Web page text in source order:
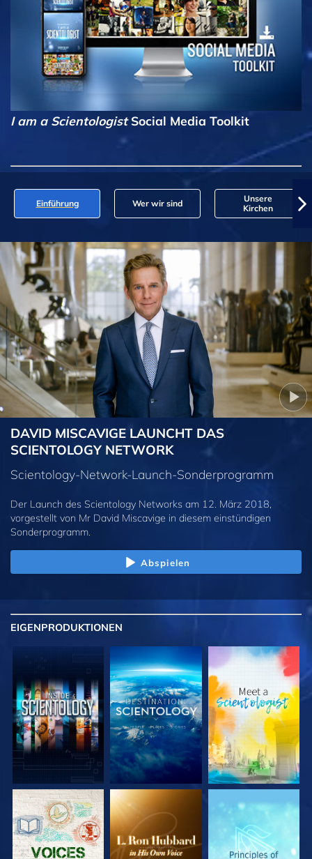
I am a ScientologistSocial Media Toolkit
Einführung Wer wir sind
Unsere
Kirchen
DAVID MISCAVIGE LAUNCHT DAS
SCIENTOLOGY NETWORK
Scientology-Network-Launch-Sonderprogramm
Der Launch des Scientology Networks am 12. März 2018,
vorgestellt von Mr David Miscavige in diesem einstündigen
Sonderprogramm.
Abspielen
EIGENPRODUKTIONEN
SERIE
ENTDECKEN
SERIE
ENTDECKEN
SERIE
ENTDECKEN